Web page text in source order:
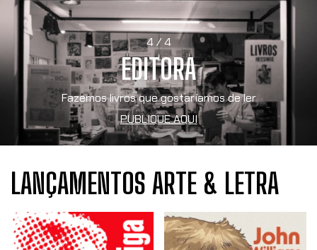
4 / 4
EDITORA
Fazemos livros que gostaríamos de ler
PUBLIQUE AQUI
LANÇAMENTOS ARTE & LETRA